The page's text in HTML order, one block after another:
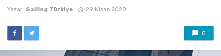
Yazar: Sailing Türkiye 29 Nisan 2020
0